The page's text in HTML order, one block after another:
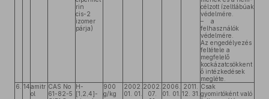
rin
cis-2
izomer
párja)
célzott ízeltlábúak
védelmére.
– a
felhasználók
védelmére.
Az engedélyezés
feltétele a
megfelelő
kockázatcsökkent
ő intézkedések
megléte.
6. 14amitr
ol
CAS No
61-82-5
H-
[1,2,4]-
900
g/kg
2002.
01. 01.
2002.
07.
2006.
01. 01.
2011.
12. 31.
Csak
gyomirtóként való